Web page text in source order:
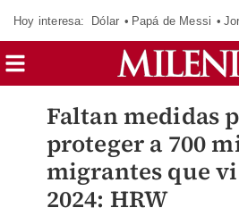
Hoy interesa: Dólar Papá de Messi
Faltan medidas
proteger a 700
migrantes que
2024: HRW